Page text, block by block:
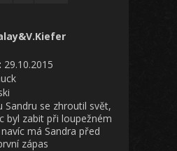
29.10.2015
Sandru se zhroutil svět,
byl zabit při loupežném
má Sandra před
zápas